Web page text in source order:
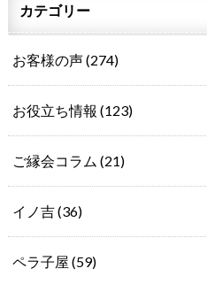
カテゴリー
お客様の声(274)
お役立ち情報 (123)
ご縁会コラム (21)
イノ吉(36)
ペラ子屋 (59)